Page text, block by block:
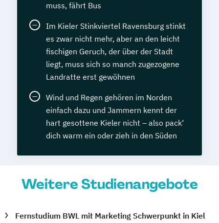
muss, fährt Bus
Im Kieler Stinkviertel Ravensburg stinkt
es zwar nicht mehr, aber an den leicht
fischigen Geruch, der über der Stadt
liegt, muss sich so manch zugezogene
Landratte erst gewöhnen
Wind und Regen gehören im Norden
einfach dazu und Jammern kennt der
hart gesottene Kieler nicht – also pack‘
dich warm ein oder zieh in den Süden
Weitere Studienangebote
Fernstudium BWL mit Marketing Schwerpunkt in Kiel